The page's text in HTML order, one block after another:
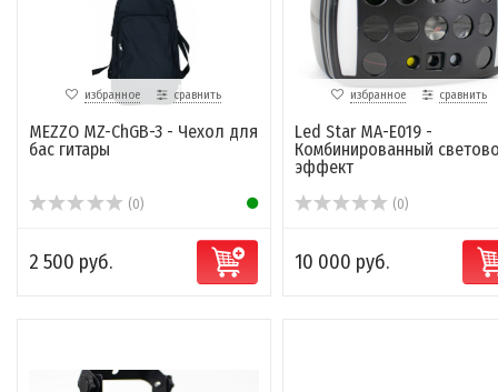
избранное сравнить
MEZZO MZ-ChGB-3 - Чехол для
бас гитары
(0)
2 500 руб.
избранное сравнить
Led Star MA-E019 -
Комбинированный
эффект
(0)
10 000 руб.